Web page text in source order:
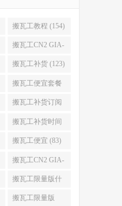
搬瓦工教程 (154)
搬瓦工CN2 GIA-
E (130)
搬瓦工补货 (123)
搬瓦工便宜套餐
(103)
搬瓦工补货订阅
(98)
搬瓦工补货时间
(89)
搬瓦工便宜 (83)
搬瓦工CN2 GIA-
E便宜套餐 (76)
搬瓦工限量版什
么时候补货 (67)
搬瓦工限量版